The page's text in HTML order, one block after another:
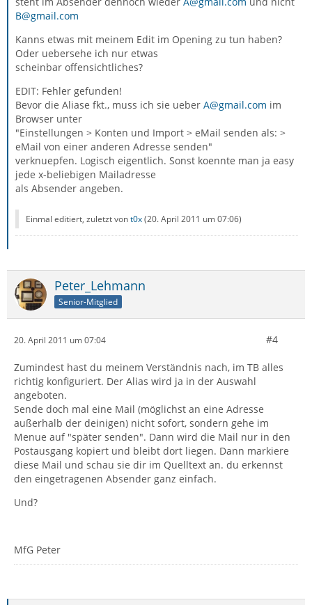
B@gmail.com
Kanns etwas mit meinem Edit im Opening zu tun haben?
Oder uebersehe ich nur etwas
scheinbar offensichtliches?
EDIT: Fehler gefunden!
Bevor die Aliase fkt., muss ich sie ueber A@gmail.com im
Browser unter
"Einstellungen > Konten und Import > eMail senden als: >
eMail von einer anderen Adresse senden"
verknuepfen. Logisch eigentlich. Sonst koennte man ja easy
jede x-beliebigen Mailadresse
als Absender angeben.
Einmal editiert, zuletzt vont0x(20. April 2011 um 07:06)
Peter_Lehmann
Senior-Mitglied
20. April 2011 um 07:04 #4
Zumindest hast du meinem Verständnis nach, im TB alles
richtig konfiguriert. Der Alias wird ja in der Auswahl
angeboten.
Sende doch mal eine Mail (möglichst an eine Adresse
außerhalb der deinigen) nicht sofort, sondern gehe im
Menue auf "später senden". Dann wird die Mail nur in den
Postausgang kopiert und bleibt dort liegen. Dann markiere
diese Mail und schau sie dir im Quelltext an. du erkennst
den eingetragenen Absender ganz einfach.
Und?
MfG Peter